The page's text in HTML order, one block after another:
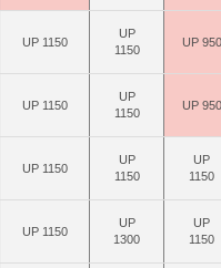
UP 1150
UP
1150
UP 950
UP 1150
UP
1150
UP 950
UP 1150
UP
1150
UP
1150
UP 1150
UP
1300
UP
1150